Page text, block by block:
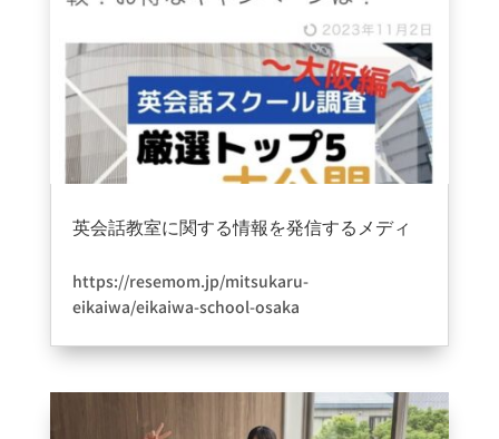
英会話教室に関する情報を発信するメディ
https://resemom.jp/mitsukaru-
eikaiwa/eikaiwa-school-osaka
ミツカル英会話さんにご掲載頂きました。数ある
層いい教室作りできるようにスタッフ一同頑張り
たいと思います＾＾